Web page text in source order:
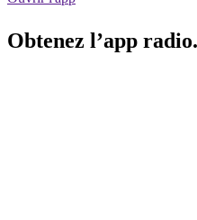
Obtenez l’app